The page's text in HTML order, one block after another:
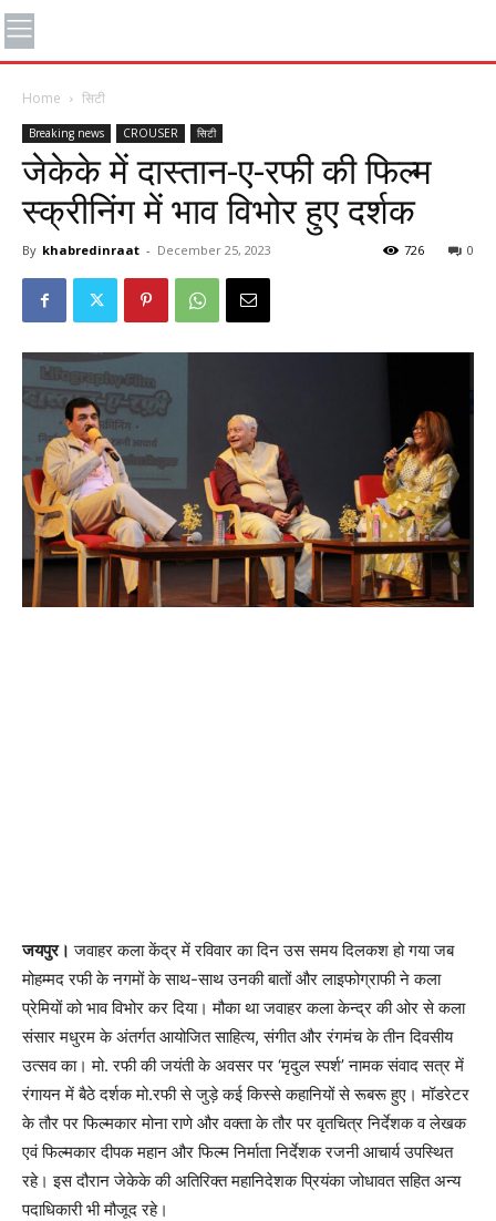
Home सिटी
Breaking news CROUSER सिटी
जेकेके में दास्तान-ए-रफी की फिल्म
स्क्रीनिंग में भाव विभोर हुए दर्शक
By khabredinraat - December 25, 2023 0
726
जयपुर। जवाहर कला केंद्र में रविवार का दिन उस समय दिलकश हो गया जब
मोहम्मद रफी के नगमों के साथ-साथ उनकी बातों और लाइफोग्राफी ने कला
प्रेमियों को भाव विभोर कर दिया। मौका था जवाहर कला केन्द्र की ओर से कला
संसार मधुरम के अंतर्गत आयोजित साहित्य, संगीत और रंगमंच के तीन दिवसीय
उत्सव का। मो. रफी की जयंती के अवसर पर ‘मृदुल स्पर्श’ नामक संवाद सत्र में
रंगायन में बैठे दर्शक मो.रफी से जुड़े कई किस्से कहानियों से रूबरू हुए। मॉडरेटर
के तौर पर फिल्मकार मोना राणे और वक्ता के तौर पर वृतचित्र निर्देशक व लेखक
एवं फिल्मकार दीपक महान और फिल्म निर्माता निर्देशक रजनी आचार्य उपस्थित
रहे। इस दौरान जेकेके की अतिरिक्त महानिदेशक प्रियंका जोधावत सहित अन्य
पदाधिकारी भी मौजूद रहे।